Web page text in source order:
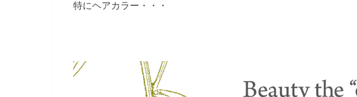
特にヘアカラー・・・